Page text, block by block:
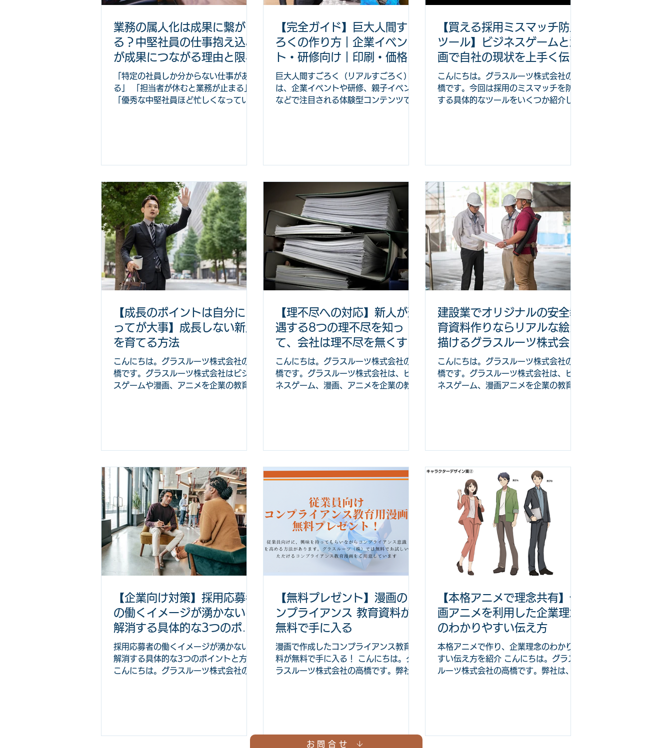
業務の属人化は成果に繋が
る？中堅社員の仕事抱え込み
が成果につながる理由と限界
「特定の社員しか分からない仕事があ
る」 「担当者が休むと業務が止まる」
「優秀な中堅社員ほど忙しくなってい
す。そのため、難しい案件や重要な業務
を任されることが増えます。 また、本
人も、 「自分が対応した方が早い」
「説明する時間を考えると、自分でやっ
た方が効率的」 「過去の経験がある自
分が対応すべき」 と判断し、自然と仕
事を抱え込むようになります。 しか
し、この状態は必ずしも悪いことではあ
りません。経験豊富な社員が中心となっ
て仕事を進めることで、短期間で高い成
状態が長期間続くことや、組織の成長の
段階が変わることでデメリットになって
しまうことです。 短期的には成果を生
的には組織の成長を妨げる要因になりま
す。 企業が持続的に成長するために
は、目の前の成果を出すことと、将来
【完全ガイド】巨大人間すご
ろくの作り方｜企業イベン
ト・研修向け｜印刷・価格ま
で解説
巨大人間すごろく（リアルすごろく）
は、企業イベントや研修、親子イベント
などで注目される体験型コンテンツで
てどうやって作るの？」 • 「イベント用
の印刷素材や耐久性はどう確保する？」
• 「予算はどれくらい必要？」 本記事で
は、巨大人間すごろくの作り方、ルール
設計、デザインポイント、印刷素材の選
び方、価格の目安までを完全ガイドとし
て詳しく解説します。 この記事を読め
ば、企画担当者が自社イベントでどのよ
うに活用できるかを具体的にイメージで
きる内容になっています。 本記事は、
テンツ、漫画・アニメを活用した研修・
教育プログラムを提供しているグラスル
ーツ株式会社の高橋が担当しています。
ータルで支援可能ですので、巨大人間す
ごろく導入に関心のある方はぜひ参考に
してく
【買える採用ミスマッチ防止
ツール】ビジネスゲームと漫
画で自社の現状を上手く伝え
る。
こんにちは。グラスルーツ株式会社の高
橋です。今回は採用のミスマッチを防止
する具体的なツールをいくつか紹介して
少ない人数で採用を行い、 少しでも現
場の時間を割くことを少なくしたいと考
えるのは全ての企業において共通の思い
だと思います。多くの対応策は企業の現
場負担を強いることが求められますが、
その前に本当に業者に頼めばすぐに効果
のあるツールがないかを検討 してはい
かがでしょうか？ 中小企業から大企業
様までご活用いただけるミスマッチ防止
ツールを紹介します。 この記事は次の
記事です。 現場の人員を割くのが業務
上難しいがなんとか採用のミスマッチを
防ぐ方法はないか 会社の現実、いいと
ないか 会社の情報を自分ごととして受
け取ってもらえるような方法はないか
採用のミスマッチ
【成長のポイントは自分にと
ってが大事】成長しない新人
を育てる方法
こんにちは。グラスルーツ株式会社の高
橋です。グラスルーツ株式会社はビジネ
スゲームや漫画、アニメを企業の教育や
人が成長していないと思ったときに何を
したら良いかわからかい 新人の成長を
サポートするときのポイントがわからな
い 新人が成長を促すきっかけになるよ
うなビジネスゲームや研修を探している
▼目次 新人が成長していないと感じた
ら次のことを確認してみましょう。 新
人が成長しない4つの理由 対策は組織、
上司先輩が提供する必要がある グラス
ルーツ株式会社がおすすめする、新人の
と 。 上司、先輩は関わりの中で自分を
振り返る機会とする。 新人が成長しな
いと感じたときの対応（具体的なサービ
箱無料プレゼントサービス 新人が成長
していないと感じたら次のことを確認し
てみましょ
【理不尽への対応】新人が遭
遇する8つの理不尽を知っ
て、会社は理不尽を無くす対
策を知る
こんにちは。グラスルーツ株式会社の高
橋です。グラスルーツ株式会社は、ビジ
ネスゲーム、漫画、アニメを企業の教育
不尽さにはどのようなものがあるか？
理不尽さを無くすために上司や先輩がで
組織全体で取り組むべきこと、対策につ
いて知りたい。 ▼ 目次 新人が社会や
企業にでて感じる理不尽な場面ら内容を
知る 問題は組織の利益貢献に至る過程
で起きることと個人に帰属する内容に分
けることができる 新人が理解したほう
が良いこと 新人の理不尽をなくすため
不尽をなくすために組織的に対策できる
こと グラスルーツ株式会社が提供する
ビジネスゲーム提供や漫画を利用した課
や企業にでて感じる理不尽な場面ら内容
を知る まずは、新人がどのような場面
で理不尽さを
建設業でオリジナルの安全教
育資料作りならリアルな絵が
描けるグラスルーツ株式会社
にお任せ
こんにちは。グラスルーツ株式会社の高
橋です。グラスルーツ株式会社は、ビジ
ネスゲーム、漫画アニメを企業の教育や
【企業向け対策】採用応募者
の働くイメージが湧かないを
解消する具体的な3つのポイ
ントと方法
採用応募者の働くイメージが湧かないを
解消する具体的な3つのポイントと方法
こんにちは。グラスルーツ株式会社の高
【無料プレゼント】漫画のコ
ンプライアンス 教育資料が
無料で手に入る
漫画で作成したコンプライアンス教育資
料が無料で手に入る！ こんにちは。グ
ラスルーツ株式会社の高橋です。弊社
コンプライアンス 教育資料作りの難し
【本格アニメで理念共有】作
画アニメを利用した企業理念
のわかりやすい伝え方
本格アニメで作り、企業理念のわかりや
すい伝え方を紹介 こんにちは。グラス
ルーツ株式会社の高橋です。弊社は、ビ
お問合せ